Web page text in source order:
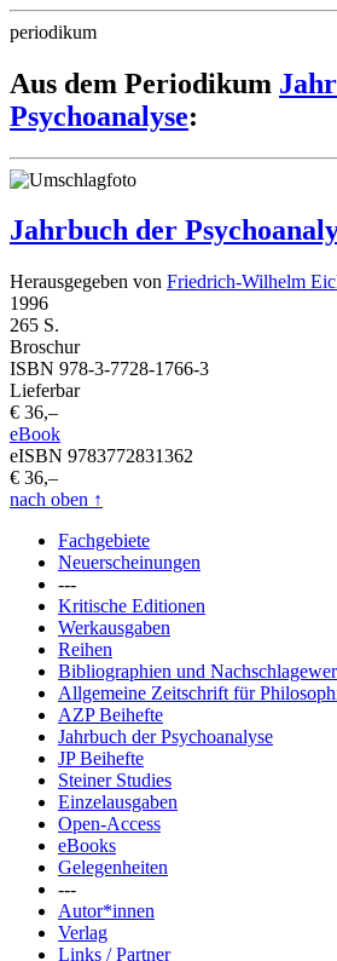
periodikum
Aus dem Periodikum
Psychoanalyse:
Jahrbuch der
Herausgegeben von Friedrich-Wilhelm
1996
265 S.
Broschur
ISBN 978-3-7728-1766-3
Lieferbar
€ 36,–
eBook
eISBN 9783772831362
€ 36,–
nach oben ↑
Fachgebiete
Neuerscheinungen
---
Kritische Editionen
Werkausgaben
Reihen
Bibliographien und
Allgemeine Zeitschrift für
AZP Beihefte
Jahrbuch der Psychoanalyse
JP Beihefte
Steiner Studies
Einzelausgaben
Open-Access
eBooks
Gelegenheiten
---
Autor*innen
Verlag
Links / Partner